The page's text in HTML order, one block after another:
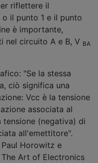
riflettere il
il punto 1 e il punto
è importante,
nel circuito A e B, V BA
"Se la stessa
ciò significa una
Vcc è la tensione
associata al
tensione (negativa) di
all'emettitore".
Horowitz e
Art of Electronics